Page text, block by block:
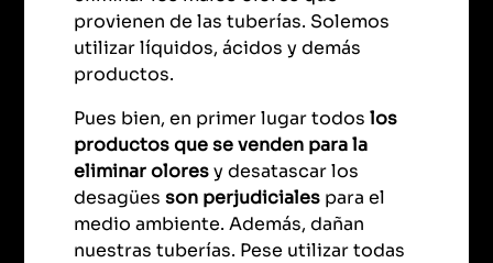
provienen de las tuberías. Solemos
utilizar líquidos, ácidos y demás
productos.
Pues bien, en primer lugar todos los
productos que se venden para la
eliminar oloresy desatascar los
desagües son perjudiciales para el
medio ambiente. Además, dañan
nuestras tuberías. Pese utilizar todas